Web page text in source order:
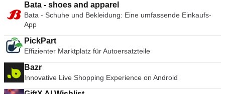
Bata - shoes and apparel
Bata - Schuhe und Bekleidung: Eine umfassende Einkaufs-
App
PickPart
Effizienter Marktplatz für Autoersatzteile
Bazr
Innovative Live Shopping Experience on Android